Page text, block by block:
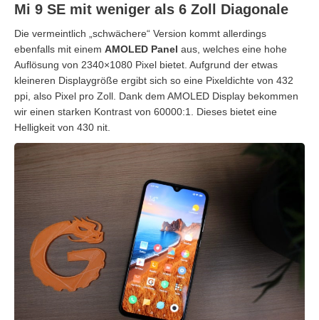
Mi 9 SE mit weniger als 6 Zoll Diagonale
Die vermeintlich „schwächere“ Version kommt allerdings
ebenfalls mit einem AMOLED Panel aus, welches eine hohe
Auflösung von 2340×1080 Pixel bietet. Aufgrund der etwas
kleineren Displaygröße ergibt sich so eine Pixeldichte von 432
ppi, also Pixel pro Zoll. Dank dem AMOLED Display bekommen
wir einen starken Kontrast von 60000:1. Dieses bietet eine
Helligkeit von 430 nit.